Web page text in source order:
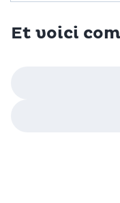
Et voici